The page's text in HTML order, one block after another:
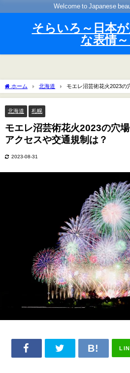
Welcome to Japanese
そらいろ～日本
な表情
ホーム 北海道
モエレ沼芸術花火2023の
交通規制は？
北海道 札幌
モエレ沼芸術花火2023の穴
アクセスや交通規制は？
2023-08-31